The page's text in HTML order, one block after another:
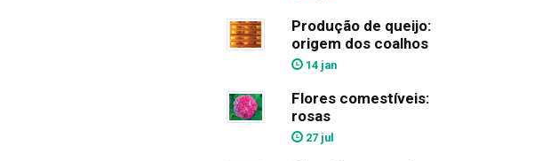
Produção de queijo:
origem dos coalhos
14 jan
Flores comestíveis:
rosas
27 jul